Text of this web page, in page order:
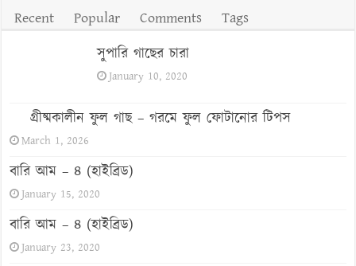
Recent Popular Comments
Tags
সুপারি গাছের চারা
January 10, 2020
গ্রীষ্মকালীন ফুল গাছ – গরমে ফুল ফোটানোর টিপস
March 1, 2026
বারি আম – ৪ (হাইব্রিড)
January 15, 2020
বারি আম – ৪ (হাইব্রিড)
January 23, 2020